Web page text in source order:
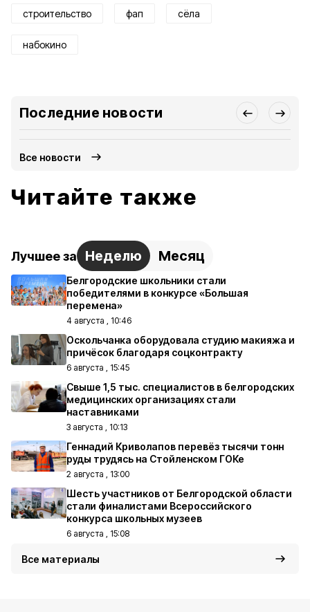
строительство фап сёла
набокино
Последние новости
Все новости
Читайте также
Лучшее за Неделю Месяц
Белгородские школьники стали
победителями в конкурсе «Большая
перемена»
4 августа , 10:46
Оскольчанка оборудовала студию макияжа и
причёсок благодаря соцконтракту
6 августа , 15:45
Свыше 1,5 тыс. специалистов в белгородских
медицинских организациях стали
наставниками
3 августа , 10:13
Геннадий Криволапов перевёз тысячи тонн
руды трудясь на Стойленском ГОКе
2 августа , 13:00
Шесть участников от Белгородской области
стали финалистами Всероссийского
конкурса школьных музеев
6 августа , 15:08
Все материалы